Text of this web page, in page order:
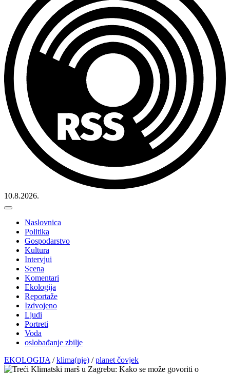
10.8.2026.
Naslovnica
Politika
Gospodarstvo
Kultura
Intervjui
Scena
Komentari
Ekologija
Reportaže
Izdvojeno
Ljudi
Portreti
Voda
oslobađanje zbilje
EKOLOGIJA /klima(nje) /planet čovjek